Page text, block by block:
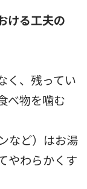
ける工夫の
く、残ってい
べ物を噛む
など）はお湯
やわらかくす